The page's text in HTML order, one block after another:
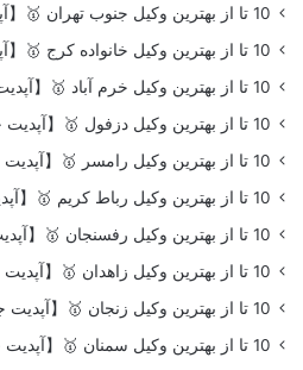
10 تا از بهترین وکیل جنوب تهران 🥇【آپدیت جدید】
10 تا از بهترین وکیل خانواده کرج 🥇【آپدیت جدید】⚖️
10 تا از بهترین وکیل خرم آباد 🥇【آپدیت جدید】
10 تا از بهترین وکیل دزفول 🥇【آپدیت جدید】
10 تا از بهترین وکیل رامسر 🥇【آپدیت جدید】
10 تا از بهترین وکیل رباط کریم 🥇【آپدیت جدید】
10 تا از بهترین وکیل رفسنجان 🥇【آپدیت جدید】
10 تا از بهترین وکیل زاهدان 🥇【آپدیت جدید】
10 تا از بهترین وکیل زنجان 🥇【آپدیت جدید】
10 تا از بهترین وکیل سمنان 🥇【آپدیت جدید】